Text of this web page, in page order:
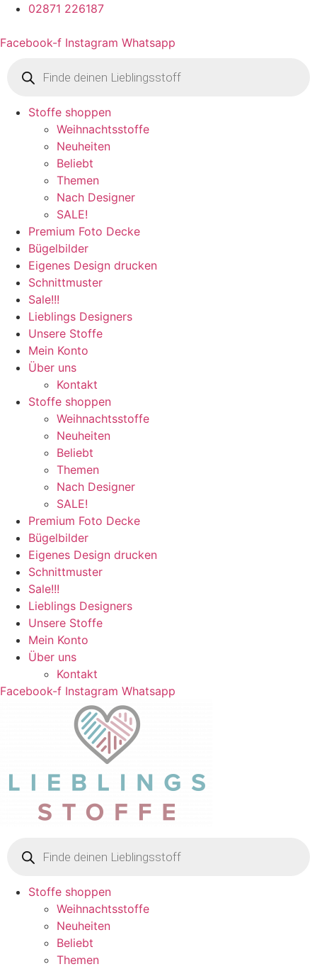
02871 226187
Facebook-f Instagram Whatsapp
search
Stoffe shoppen
Weihnachtsstoffe
Neuheiten
Beliebt
Themen
Nach Designer
SALE!
Premium Foto Decke
Bügelbilder
Eigenes Design drucken
Schnittmuster
Sale!!!
Lieblings Designers
Unsere Stoffe
Mein Konto
Über uns
Kontakt
Stoffe shoppen
Weihnachtsstoffe
Neuheiten
Beliebt
Themen
Nach Designer
SALE!
Premium Foto Decke
Bügelbilder
Eigenes Design drucken
Schnittmuster
Sale!!!
Lieblings Designers
Unsere Stoffe
Mein Konto
Über uns
Kontakt
Facebook-f Instagram Whatsapp
search
Stoffe shoppen
Weihnachtsstoffe
Neuheiten
Beliebt
Themen